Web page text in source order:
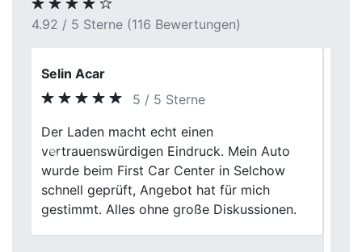
4.92 / 5 Sterne (116 Bewertungen)
Patrick D.
5 / 5 Sterne
Ich habe meinen alten BMW verkauft, der
schon einiges an Kilometern runter hatte.
Die Bewertung war nachvollziehbar und
wurde ruhig erklärt. Am Ende ging der
Verkauf deutlich unkomplizierter über die
Previous